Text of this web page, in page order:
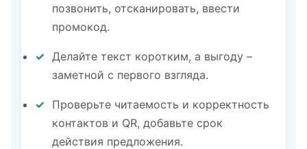
позвонить, отсканировать, ввести
промокод.
Делайте текст коротким, а выгоду –
заметной с первого взгляда.
Проверьте читаемость и корректность
контактов и QR, добавьте срок
действия предложения.